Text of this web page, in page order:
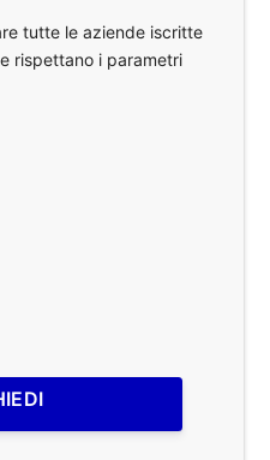
tutte le aziende iscritte
rispettano i parametri